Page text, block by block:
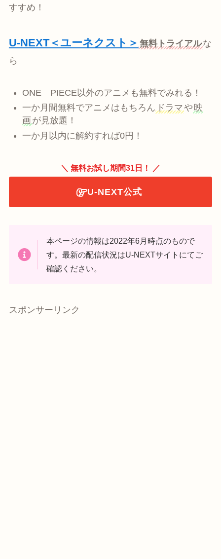
すすめ！
U-NEXT＜ユーネクスト＞ 無料トライアルな
ら
ONE PIECE以外のアニメも無料でみれる！
一か月間無料でアニメはもちろん ドラマや 映
画 が見放題！
一か月以内に解約すれば0円！
＼ 無料お試し期間31日！ ／
U-NEXT公式
本ページの情報は2022年6月時点のもので
す。最新の配信状況はU-NEXTサイトにてご
確認ください。
スポンサーリンク